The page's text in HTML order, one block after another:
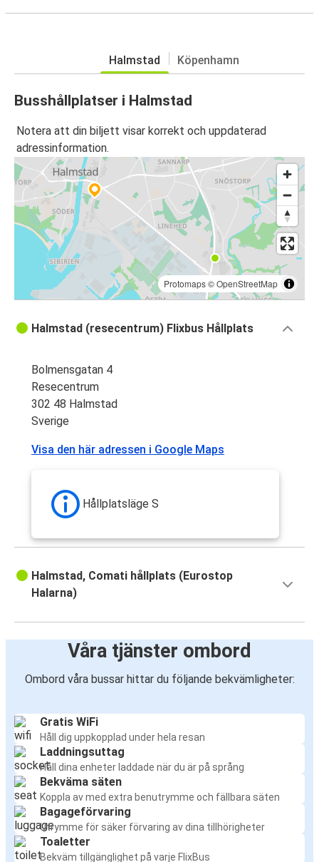
Halmstad Köpenhamn
Busshållplatser i Halmstad
Notera att din biljett visar korrekt och uppdaterad
adressinformation.
Protomaps©OpenStreetMap
Halmstad (resecentrum) Flixbus Hållplats
Bolmensgatan 4
Resecentrum
302 48 Halmstad
Sverige
Visa den här adressen i Google Maps
Hållplatsläge S
Halmstad, Comati hållplats (Eurostop
Halarna)
Våra tjänster ombord
Ombord våra bussar hittar du följande bekvämligheter:
Gratis WiFi
Håll dig uppkopplad under hela resan
Laddningsuttag
Håll dina enheter laddade när du är på språng
Bekväma säten
Koppla av med extra benutrymme och fällbara säten
Bagageförvaring
Utrymme för säker förvaring av dina tillhörigheter
Toaletter
Bekväm tillgänglighet på varje FlixBus